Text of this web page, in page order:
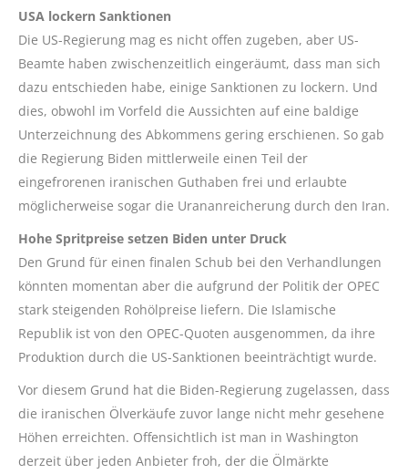
USA lockern Sanktionen
Die US-Regierung mag es nicht offen zugeben, aber US-
Beamte haben zwischenzeitlich eingeräumt, dass man sich
dazu entschieden habe, einige Sanktionen zu lockern. Und
dies, obwohl im Vorfeld die Aussichten auf eine baldige
Unterzeichnung des Abkommens gering erschienen. So gab
die Regierung Biden mittlerweile einen Teil der
eingefrorenen iranischen Guthaben frei und erlaubte
möglicherweise sogar die Urananreicherung durch den Iran.
Hohe Spritpreise setzen Biden unter Druck
Den Grund für einen finalen Schub bei den Verhandlungen
könnten momentan aber die aufgrund der Politik der OPEC
stark steigenden Rohölpreise liefern. Die Islamische
Republik ist von den OPEC-Quoten ausgenommen, da ihre
Produktion durch die US-Sanktionen beeinträchtigt wurde.
Vor diesem Grund hat die Biden-Regierung zugelassen, dass
die iranischen Ölverkäufe zuvor lange nicht mehr gesehene
Höhen erreichten. Offensichtlich ist man in Washington
derzeit über jeden Anbieter froh, der die Ölmärkte